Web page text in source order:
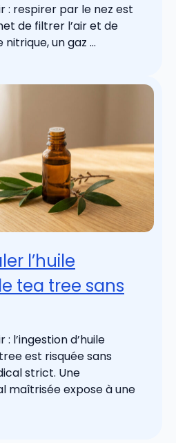
: respirer par le nez est
de filtrer l’air et de
un gaz ...
l’huile
tea tree sans
: l’ingestion d’huile
est risquée sans
strict. Une
maîtrisée expose à une